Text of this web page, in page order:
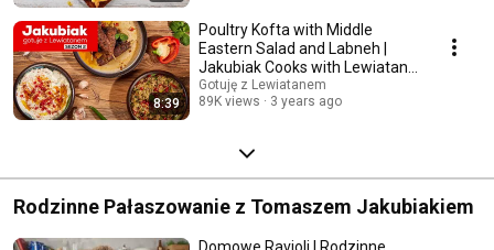
8:39
Poultry Kofta with Middle
Eastern Salad and Labneh |
Jakubiak Cooks with Lewiatan
Ep. 10
Gotuję z Lewiatanem
89K views
3 years ago
Rodzinne Pałaszowanie z Tomaszem Jakubiakiem
Domowe Ravioli | Rodzinne